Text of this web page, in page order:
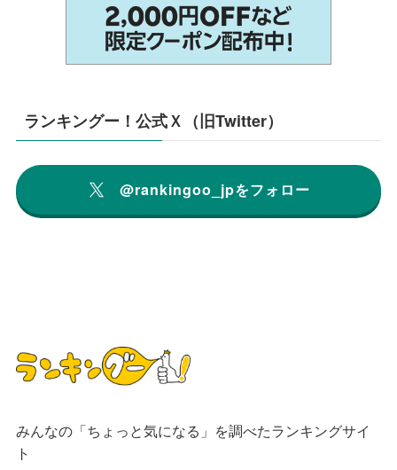
ランキングー！公式Ｘ（旧Twitter）
@rankingoo_jpをフォロー
みんなの「ちょっと気になる」を調べたランキングサイ
ト